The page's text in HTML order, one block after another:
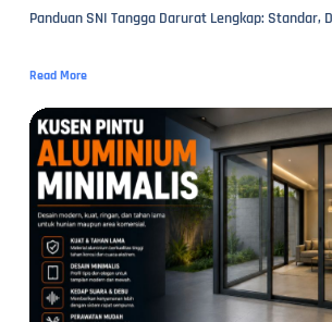
Panduan SNI Tangga Darurat Lengkap: Standar,
Read More